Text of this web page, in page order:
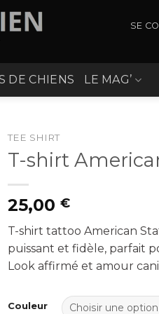
SE
DE CHIENS LE MAG’
TEE SHIRT
T-shirt
25,00 €
T-shirt tattoo American
puissant et fidèle, parfait
Look affirmé et amour
Couleur